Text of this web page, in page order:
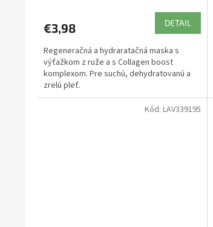
€3,98 DETAIL
Regeneračná a hydraratačná maska s
výťažkom z ruže a s Collagen boost
komplexom. Pre suchú, dehydratovanú a
zrelú pleť.
Kód: LAV339195